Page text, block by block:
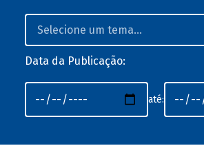
Data da Publicação:
até: